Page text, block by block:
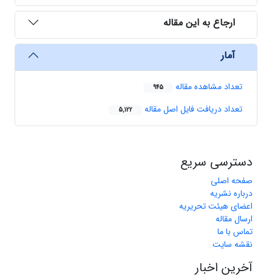
ارجاع به این مقاله
آمار
تعداد مشاهده مقاله 945
تعداد دریافت فایل اصل مقاله 5,122
دسترسی سریع
صفحه اصلی
درباره نشریه
اعضای هیئت تحریریه
ارسال مقاله
تماس با ما
نقشه سایت
آخرین اخبار